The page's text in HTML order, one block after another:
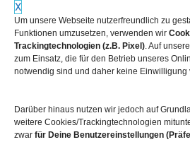
X
Um unsere Webseite nutzerfreundlich zu
Funktionen umzusetzen, verwenden wir
Trackingtechnologien (z.B. Pixel). Auf
zum Einsatz, die für den Betrieb unseres
notwendig sind und daher keine Einwilligung
Darüber hinaus nutzen wir jedoch auf
weitere Cookies/Trackingtechnologien
zwar für Deine Benutzereinstellungen
Mehr über die Boulderwelt
 Unsere Hallen im Überblick